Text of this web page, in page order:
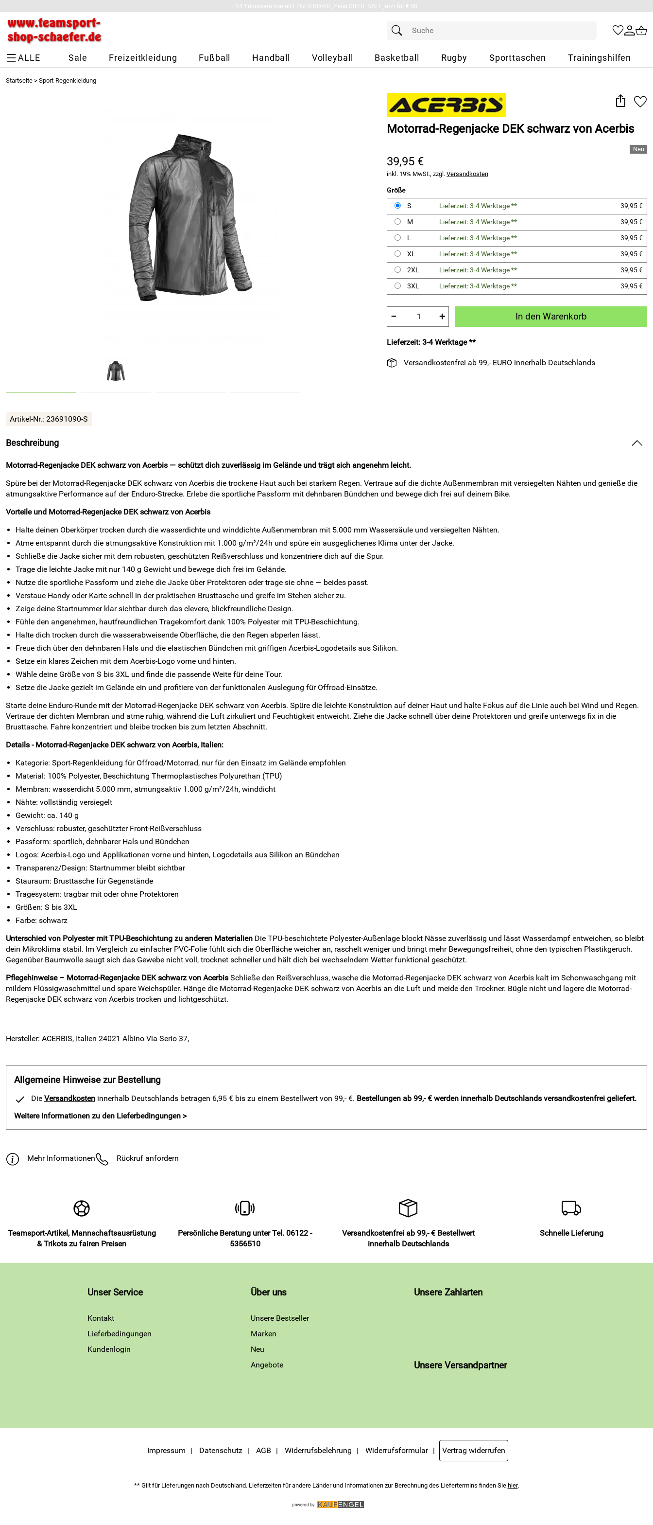
14 Trikotsets von alt.LEGEA,ROYAL,Zeus SIEHE SALE jetzt für € 50
ALLE Sale Freizeitkleidung Fußball Handball Volleyball Basketball Rugby Sporttaschen Trainingshilfen
Startseite > Sport-Regenkleidung
Motorrad-Regenjacke DEK schwarz von Acerbis
39,95 €
inkl. 19% MwSt., zzgl. Versandkosten
Größe
S
Lieferzeit: 3-4 Werktage **
39,95 €
M
Lieferzeit: 3-4 Werktage **
39,95 €
L
Lieferzeit: 3-4 Werktage **
39,95 €
XL
Lieferzeit: 3-4 Werktage **
39,95 €
2XL
Lieferzeit: 3-4 Werktage **
39,95 €
3XL
Lieferzeit: 3-4 Werktage ** 39,95 €
− + In den Warenkorb
Lieferzeit: 3-4 Werktage **
Versandkostenfrei ab 99,- EURO innerhalb Deutschlands
Artikel-Nr.: 23691090-S
Beschreibung
Motorrad-Regenjacke DEK schwarz von Acerbis — schützt dich zuverlässig im Gelände und trägt sich angenehm leicht.
Spüre bei der Motorrad-Regenjacke DEK schwarz von Acerbis die trockene Haut auch bei starkem Regen. Vertraue auf die dichte Außenmembran mit versiegelten Nähten und genieße die
atmungsaktive Performance auf der Enduro-Strecke. Erlebe die sportliche Passform mit dehnbaren Bündchen und bewege dich frei auf deinem Bike.
Vorteile und Motorrad-Regenjacke DEK schwarz von Acerbis
Halte deinen Oberkörper trocken durch die wasserdichte und winddichte Außenmembran mit 5.000 mm Wassersäule und versiegelten Nähten.
Atme entspannt durch die atmungsaktive Konstruktion mit 1.000 g/m²/24h und spüre ein ausgeglichenes Klima unter der Jacke.
Schließe die Jacke sicher mit dem robusten, geschützten Reißverschluss und konzentriere dich auf die Spur.
Trage die leichte Jacke mit nur 140 g Gewicht und bewege dich frei im Gelände.
Nutze die sportliche Passform und ziehe die Jacke über Protektoren oder trage sie ohne — beides passt.
Verstaue Handy oder Karte schnell in der praktischen Brusttasche und greife im Stehen sicher zu.
Zeige deine Startnummer klar sichtbar durch das clevere, blickfreundliche Design.
Fühle den angenehmen, hautfreundlichen Tragekomfort dank 100% Polyester mit TPU-Beschichtung.
Halte dich trocken durch die wasserabweisende Oberfläche, die den Regen abperlen lässt.
Freue dich über den dehnbaren Hals und die elastischen Bündchen mit griffigen Acerbis-Logodetails aus Silikon.
Setze ein klares Zeichen mit dem Acerbis-Logo vorne und hinten.
Wähle deine Größe von S bis 3XL und finde die passende Weite für deine Tour.
Setze die Jacke gezielt im Gelände ein und profitiere von der funktionalen Auslegung für Offroad-Einsätze.
Starte deine Enduro-Runde mit der Motorrad-Regenjacke DEK schwarz von Acerbis. Spüre die leichte Konstruktion auf deiner Haut und halte Fokus auf die Linie auch bei Wind und Regen.
Vertraue der dichten Membran und atme ruhig, während die Luft zirkuliert und Feuchtigkeit entweicht. Ziehe die Jacke schnell über deine Protektoren und greife unterwegs fix in die
Brusttasche. Fahre konzentriert und bleibe trocken bis zum letzten Abschnitt.
Details - Motorrad-Regenjacke DEK schwarz von Acerbis, Italien:
Kategorie: Sport-Regenkleidung für Offroad/Motorrad, nur für den Einsatz im Gelände empfohlen
Material: 100% Polyester, Beschichtung Thermoplastisches Polyurethan (TPU)
Membran: wasserdicht 5.000 mm, atmungsaktiv 1.000 g/m²/24h, winddicht
Nähte: vollständig versiegelt
Gewicht: ca. 140 g
Verschluss: robuster, geschützter Front-Reißverschluss
Passform: sportlich, dehnbarer Hals und Bündchen
Logos: Acerbis-Logo und Applikationen vorne und hinten, Logodetails aus Silikon an Bündchen
Transparenz/Design: Startnummer bleibt sichtbar
Stauraum: Brusttasche für Gegenstände
Tragesystem: tragbar mit oder ohne Protektoren
Größen: S bis 3XL
Farbe: schwarz
Unterschied von Polyester mit TPU-Beschichtung zu anderen Materialien Die TPU-beschichtete Polyester-Außenlage blockt Nässe zuverlässig und lässt Wasserdampf entweichen, so bleibt
dein Mikroklima stabil. Im Vergleich zu einfacher PVC-Folie fühlt sich die Oberfläche weicher an, raschelt weniger und bringt mehr Bewegungsfreiheit, ohne den typischen Plastikgeruch.
Gegenüber Baumwolle saugt sich das Gewebe nicht voll, trocknet schneller und hält dich bei wechselndem Wetter funktional geschützt.
Pflegehinweise – Motorrad-Regenjacke DEK schwarz von Acerbis Schließe den Reißverschluss, wasche die Motorrad-Regenjacke DEK schwarz von Acerbis kalt im Schonwaschgang mit
mildem Flüssigwaschmittel und spare Weichspüler. Hänge die Motorrad-Regenjacke DEK schwarz von Acerbis an die Luft und meide den Trockner. Bügle nicht und lagere die Motorrad-
Regenjacke DEK schwarz von Acerbis trocken und lichtgeschützt.
Hersteller: ACERBIS, Italien 24021 Albino Via Serio 37,
Allgemeine Hinweise zur Bestellung
Die Versandkosten innerhalb Deutschlands betragen 6,95 € bis zu einem Bestellwert von 99,- €. Bestellungen ab 99,- € werden innerhalb Deutschlands versandkostenfrei geliefert.
Weitere Informationen zu den Lieferbedingungen >
Mehr Informationen Rückruf anfordern
Teamsport-Artikel, Mannschaftsausrüstung
& Trikots zu fairen Preisen
Persönliche Beratung unter Tel. 06122 -
5356510
Versandkostenfrei ab 99,- € Bestellwert
innerhalb Deutschlands
Schnelle Lieferung
Unser Service
Kontakt
Lieferbedingungen
Kundenlogin
Über uns
Unsere Bestseller
Marken
Neu
Angebote
Unsere Zahlarten
Unsere Versandpartner
Impressum Datenschutz AGB Widerrufsbelehrung Widerrufsformular Vertrag widerrufen
** Gilt für Lieferungen nach Deutschland. Lieferzeiten für andere Länder und Informationen zur Berechnung des Liefertermins finden Sie hier.